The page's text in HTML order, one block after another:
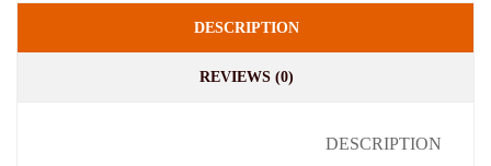
DESCRIPTION
REVIEWS (0)
DESCRIPTION